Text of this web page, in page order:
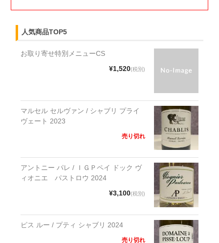
人気商品TOP5
お取り寄せ特別メニューCS
¥1,520(税別)
マルセル セルヴァン / シャブリ プライ
ヴェート 2023
売り切れ
アントニー パレ / ＩＧＰペイ ドック ヴ
ィオニエ パストロウ 2024
¥3,100(税別)
ピス ルー / プティ シャブリ 2024
売り切れ